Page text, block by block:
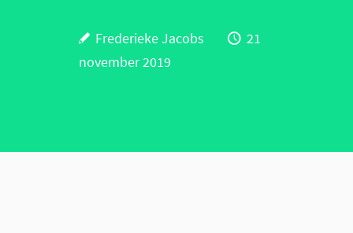
Frederieke Jacobs
21
november 2019